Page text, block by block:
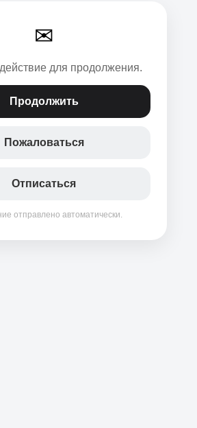
✉
для продолжения.
Продолжить
Пожаловаться
Отписаться
отправлено автоматически.